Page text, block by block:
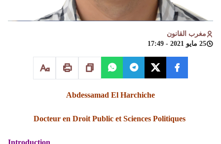
مغرب القانون
25 مايو 2021 - 17:49
Abdessamad El Harchiche
Docteur en Droit Public et Sciences Politiques
Introduction